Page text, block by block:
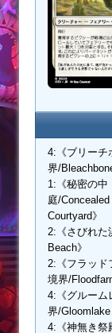
4:《ブリーチ
界/
1:《秘密の中
庭/Concealed
Courtyard》
2:《さびれた
Beach》
2:《フラッド
境界/
4:《グルーム
界/Gloomlake
4:《神無き祭